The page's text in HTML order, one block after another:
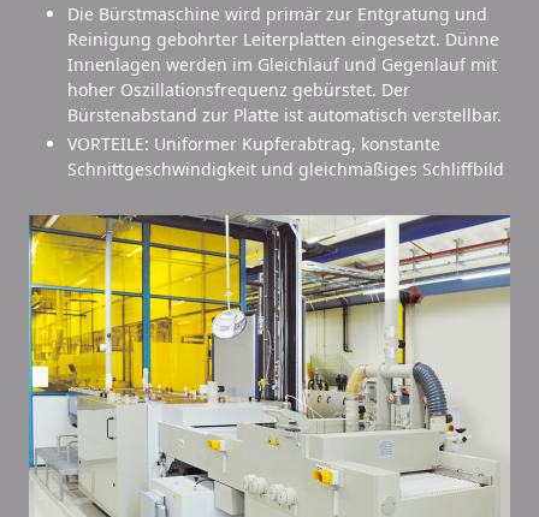
Die Bürstmaschine wird primär zur Entgratung und
Reinigung gebohrter Leiterplatten eingesetzt. Dünne
Innenlagen werden im Gleichlauf und Gegenlauf mit
hoher Oszillationsfrequenz gebürstet. Der
Bürstenabstand zur Platte ist automatisch verstellbar.
VORTEILE: Uniformer Kupferabtrag, konstante
Schnittgeschwindigkeit und gleichmäßiges Schliffbild